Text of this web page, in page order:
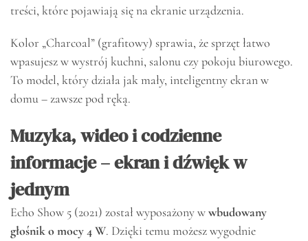
treści, które pojawiają się na ekranie urządzenia.
Kolor „Charcoal” (grafitowy) sprawia, że sprzęt łatwo
wpasujesz w wystrój kuchni, salonu czy pokoju biurowego.
To model, który działa jak mały, inteligentny ekran w
domu – zawsze pod ręką.
Muzyka, wideo i codzienne
informacje – ekran i dźwięk w
jednym
Echo Show 5 (2021) został wyposażony wwbudowany
głośnik o mocy 4 W. Dzięki temu możesz wygodnie